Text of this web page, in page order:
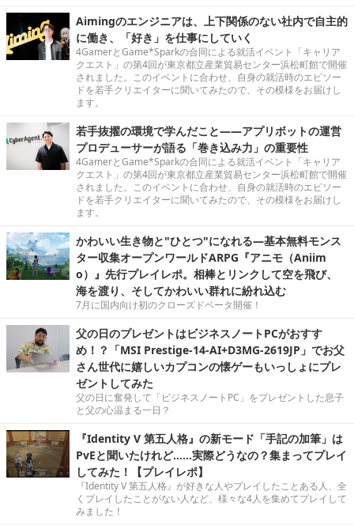
Aimingのエンジニアは、上下関係のない社内で自主的
に働き、「好き」を仕事にしていく
4GamerとGame*Sparkの合同による就活イベント「キャリア
クエスト」の第4回が東京都立産業貿易センター浜松町館で開催
されました。このイベントに合わせ、自身の就活時のエピソー
ドを若手クリエイターに聞いてみたので、その模様をお届けし
ます。
若手抜擢の環境で学んだこと――アプリボットの運営
プロデューサーが語る「巻き込み力」の重要性
4GamerとGame*Sparkの合同による就活イベント「キャリア
クエスト」の第4回が東京都立産業貿易センター浜松町館で開催
されました。このイベントに合わせ、自身の就活時のエピソー
ドを若手クリエイターに聞いてみたので、その模様をお届けし
ます。
かわいい生き物と"ひとつ"になれる―基本無料モンス
ター収集オープンワールドARPG『アニモ（Aniim
o）』先行プレイレポ。相棒とリンクして空を飛び、
海を渡り、そしてかわいい群れに紛れ込む
7月に国内向け初のクローズドベータ開催！
父の日のプレゼントはビジネスノートPCがおすす
め！？「MSI Prestige-14-AI+D3MG-2619JP」でお父
さん世代に嬉しいカプコンの懐ゲーもいっしょにプレ
ゼントしてみた
父の日に奮発して「ビジネスノートPC」をプレゼントした息子
と父の心温まる一日？
『Identity V 第五人格』の新モード「手記の加筆」は
PvEと聞いたけれど……実際どうなの？集まってプレイ
してみた！【プレイレポ】
『Identity V 第五人格』が好きな人やプレイしたことある人、全
くプレイしたことがない人など、様々な4人を集めてプレイして
みました！